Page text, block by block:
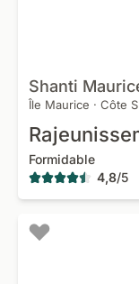
Shanti
Île Maurice · Côte
Formidable
4,8/5